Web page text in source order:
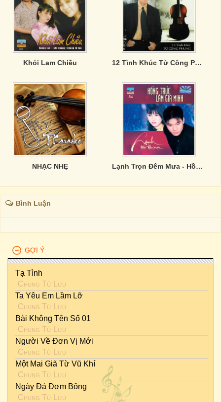
Khói Lam Chiều 12 Tình Khúc Từ Công Phụng - Tuổi Xa Người
NHẠC NHẸ Lạnh Trọn Đêm Mưa - Hồng Trúc, Lâm Gia Minh
Bình Luận
GỢI Ý
Tạ Tình
Chung Tử Lưu
Ta Yêu Em Lầm Lỡ
Chung Tử Lưu
Bài Không Tên Số 01
Chung Tử Lưu
Người Về Đơn Vị Mới
Chung Tử Lưu
Một Mai Giã Từ Vũ Khí
Chung Tử Lưu
Ngày Đá Đơm Bông
Chung Tử Lưu